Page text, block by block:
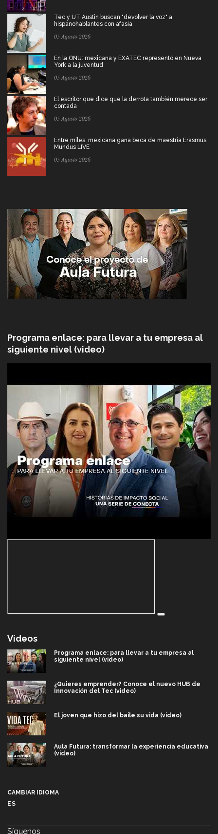
Tec y UT Austin buscan "devolver la voz" a
hispanohablantes con afasia
05 Agosto 2026
En la ONU: mexicana y EXATEC representó en Nueva
York a la juventud
05 Agosto 2026
El escritor que dice que la derrota también merece ser
contada
05 Agosto 2026
Entre miles: mexicana gana beca de maestría Erasmus
Mundus LIVE
05 Agosto 2026
Programa enlace: para llevar a tu empresa al
siguiente nivel (video)
Videos
Programa enlace: para llevar a tu empresa al
siguiente nivel (video)
¿Quieres emprender? Conoce el nuevo HUB de
Innovación del Tec (video)
El joven que hizo del baile su vida (video)
Aula Futura: transformar la experiencia educativa
(video)
CAMBIAR IDIOMA
ES
Síguenos